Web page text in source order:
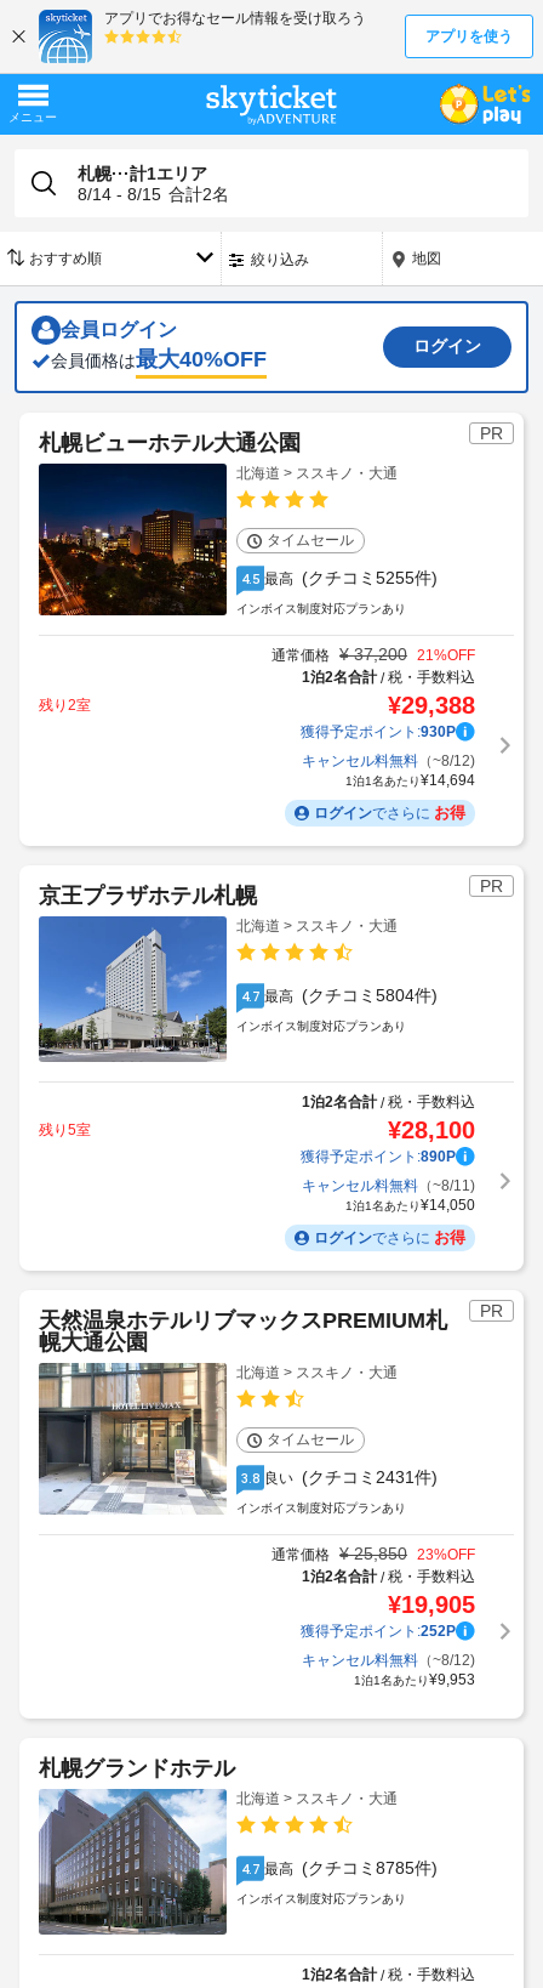
札幌···計1エリア
8/14 - 8/15 合計2名
絞り込み 地図
会員ログイン
会員価格は最大40%OFF
ログイン
PR
札幌ビューホテル大通公園
北海道 > ススキノ・大通
タイムセール
4.5 最高 (クチコミ5255件)
インボイス制度対応プランあり
通常価格 ¥ 37,200 21%OFF
1泊2名合計/税・手数料込
残り2室
¥29,388
獲得予定ポイント:930P
キャンセル料無料（~8/12)
1泊1名あたり¥14,694
ログインでさらに お得
PR
京王プラザホテル札幌
北海道 > ススキノ・大通
4.7 最高 (クチコミ5804件)
インボイス制度対応プランあり
1泊2名合計/税・手数料込
残り5室
¥28,100
獲得予定ポイント:890P
キャンセル料無料（~8/11)
1泊1名あたり¥14,050
ログインでさらに お得
PR
天然温泉ホテルリブマックスPREMIUM札
幌大通公園
北海道 > ススキノ・大通
タイムセール
3.8 良い (クチコミ2431件)
インボイス制度対応プランあり
通常価格 ¥ 25,850 23%OFF
1泊2名合計/税・手数料込
¥19,905
獲得予定ポイント:252P
キャンセル料無料（~8/12)
1泊1名あたり¥9,953
札幌グランドホテル
北海道 > ススキノ・大通
4.7 最高 (クチコミ8785件)
インボイス制度対応プランあり
1泊2名合計/税・手数料込